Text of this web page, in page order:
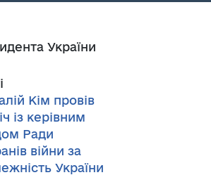
України
Кім провів
із керівним
Ради
війни за
України